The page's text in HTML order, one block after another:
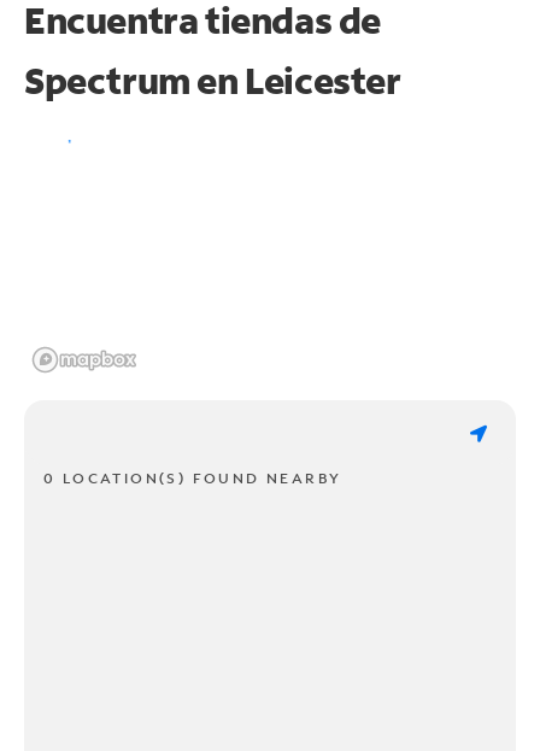
Encuentra tiendas de
Spectrum en Leicester
0 LOCATION(S) FOUND NEARBY